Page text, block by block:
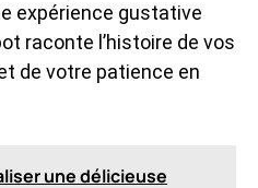
expérience gustative
raconte l’histoire de vos
de votre patience en
une délicieuse